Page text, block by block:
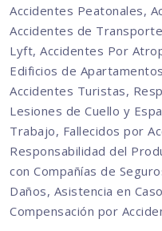
Accidentes Peatonales,
Accidentes de
Lyft, Accidentes Por
Edificios de
Accidentes Turistas,
Lesiones de Cuello y
Trabajo, Fallecidos por
Responsabilidad del
con Compañías de
Daños, Asistencia en
Compensación por